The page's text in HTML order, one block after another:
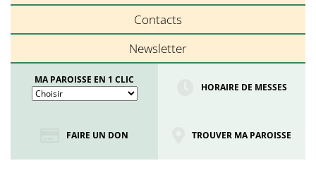
Contacts
Newsletter
MA PAROISSE EN 1 CLIC
HORAIRE DE MESSES
FAIRE UN DON TROUVER MA PAROISSE